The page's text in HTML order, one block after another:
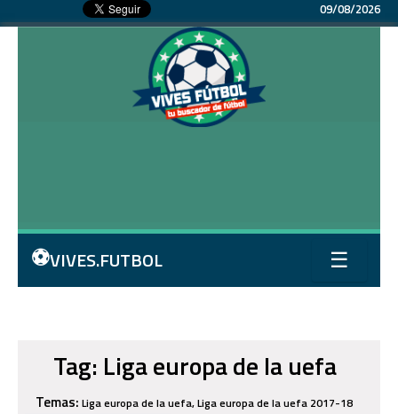
09/08/2026
⚽VIVES.FUTBOL ☰
Tag: Liga europa de la uefa
Temas: Liga europa de la uefa, Liga europa de la uefa 2017-18